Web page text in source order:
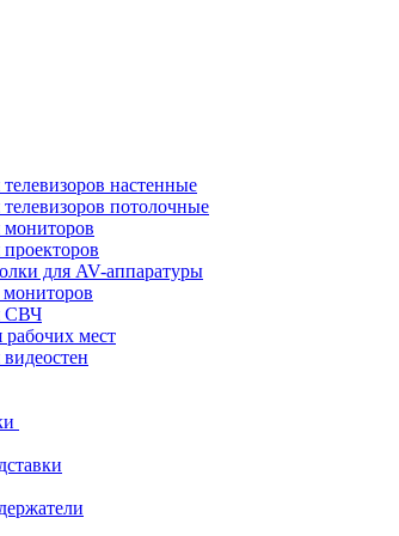
настенные
потолочные
для AV-аппаратуры
СВЧ
мест